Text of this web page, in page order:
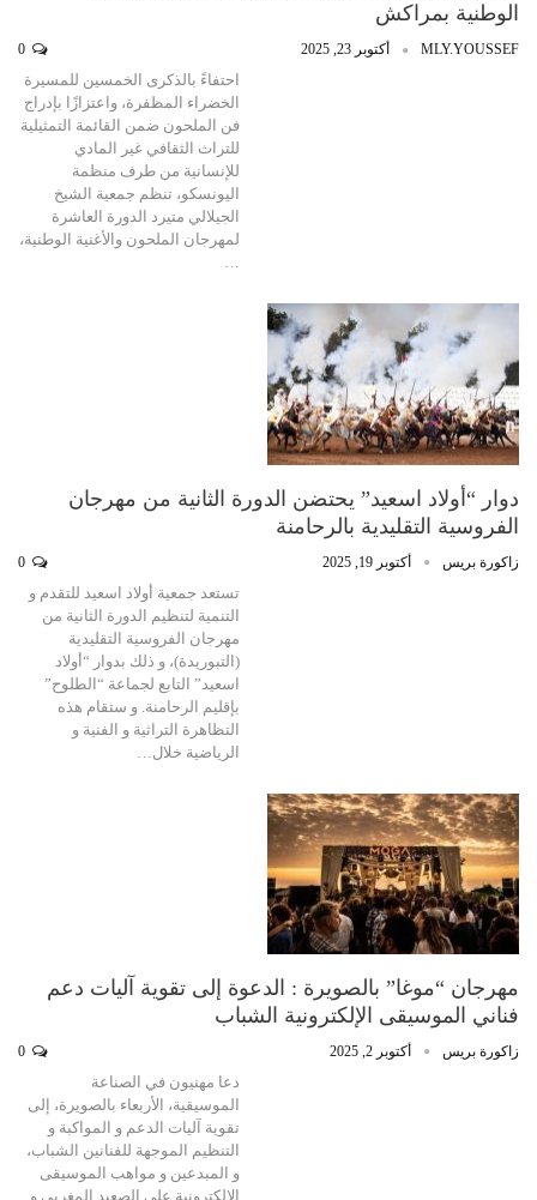
الوطنية بمراكش
MLY.YOUSSEF أكتوبر 23, 2025
احتفاءً بالذكرى الخمسين للمسيرة
الخضراء المظفرة، واعتزازًا بإدراج
فن الملحون ضمن القائمة التمثيلية
للتراث الثقافي غير المادي
للإنسانية من طرف منظمة
اليونسكو، تنظم جمعية الشيخ
الجيلالي متيرد الدورة العاشرة
لمهرجان الملحون والأغنية الوطنية،
…
دوار “أولاد اسعيد” يحتضن الدورة الثانية من مهرجان
الفروسية التقليدية بالرحامنة
زاكورة بريس أكتوبر 19, 2025
تستعد جمعية أولاد اسعيد للتقدم و
التنمية لتنظيم الدورة الثانية من
مهرجان الفروسية التقليدية
(التبوريدة)، و ذلك بدوار “أولاد
اسعيد” التابع لجماعة “الطلوح”
بإقليم الرحامنة. و ستقام هذه
التظاهرة التراثية و الفنية و
الرياضية خلال…
مهرجان “موغا” بالصويرة : الدعوة إلى تقوية آليات دعم
فناني الموسيقى الإلكترونية الشباب
زاكورة بريس أكتوبر 2, 2025
دعا مهنيون في الصناعة
الموسيقية، الأربعاء بالصويرة، إلى
تقوية آليات الدعم و المواكبة و
التنظيم الموجهة للفنانين الشباب،
و المبدعين و مواهب الموسيقى
الإلكترونية على الصعيد المغربي و